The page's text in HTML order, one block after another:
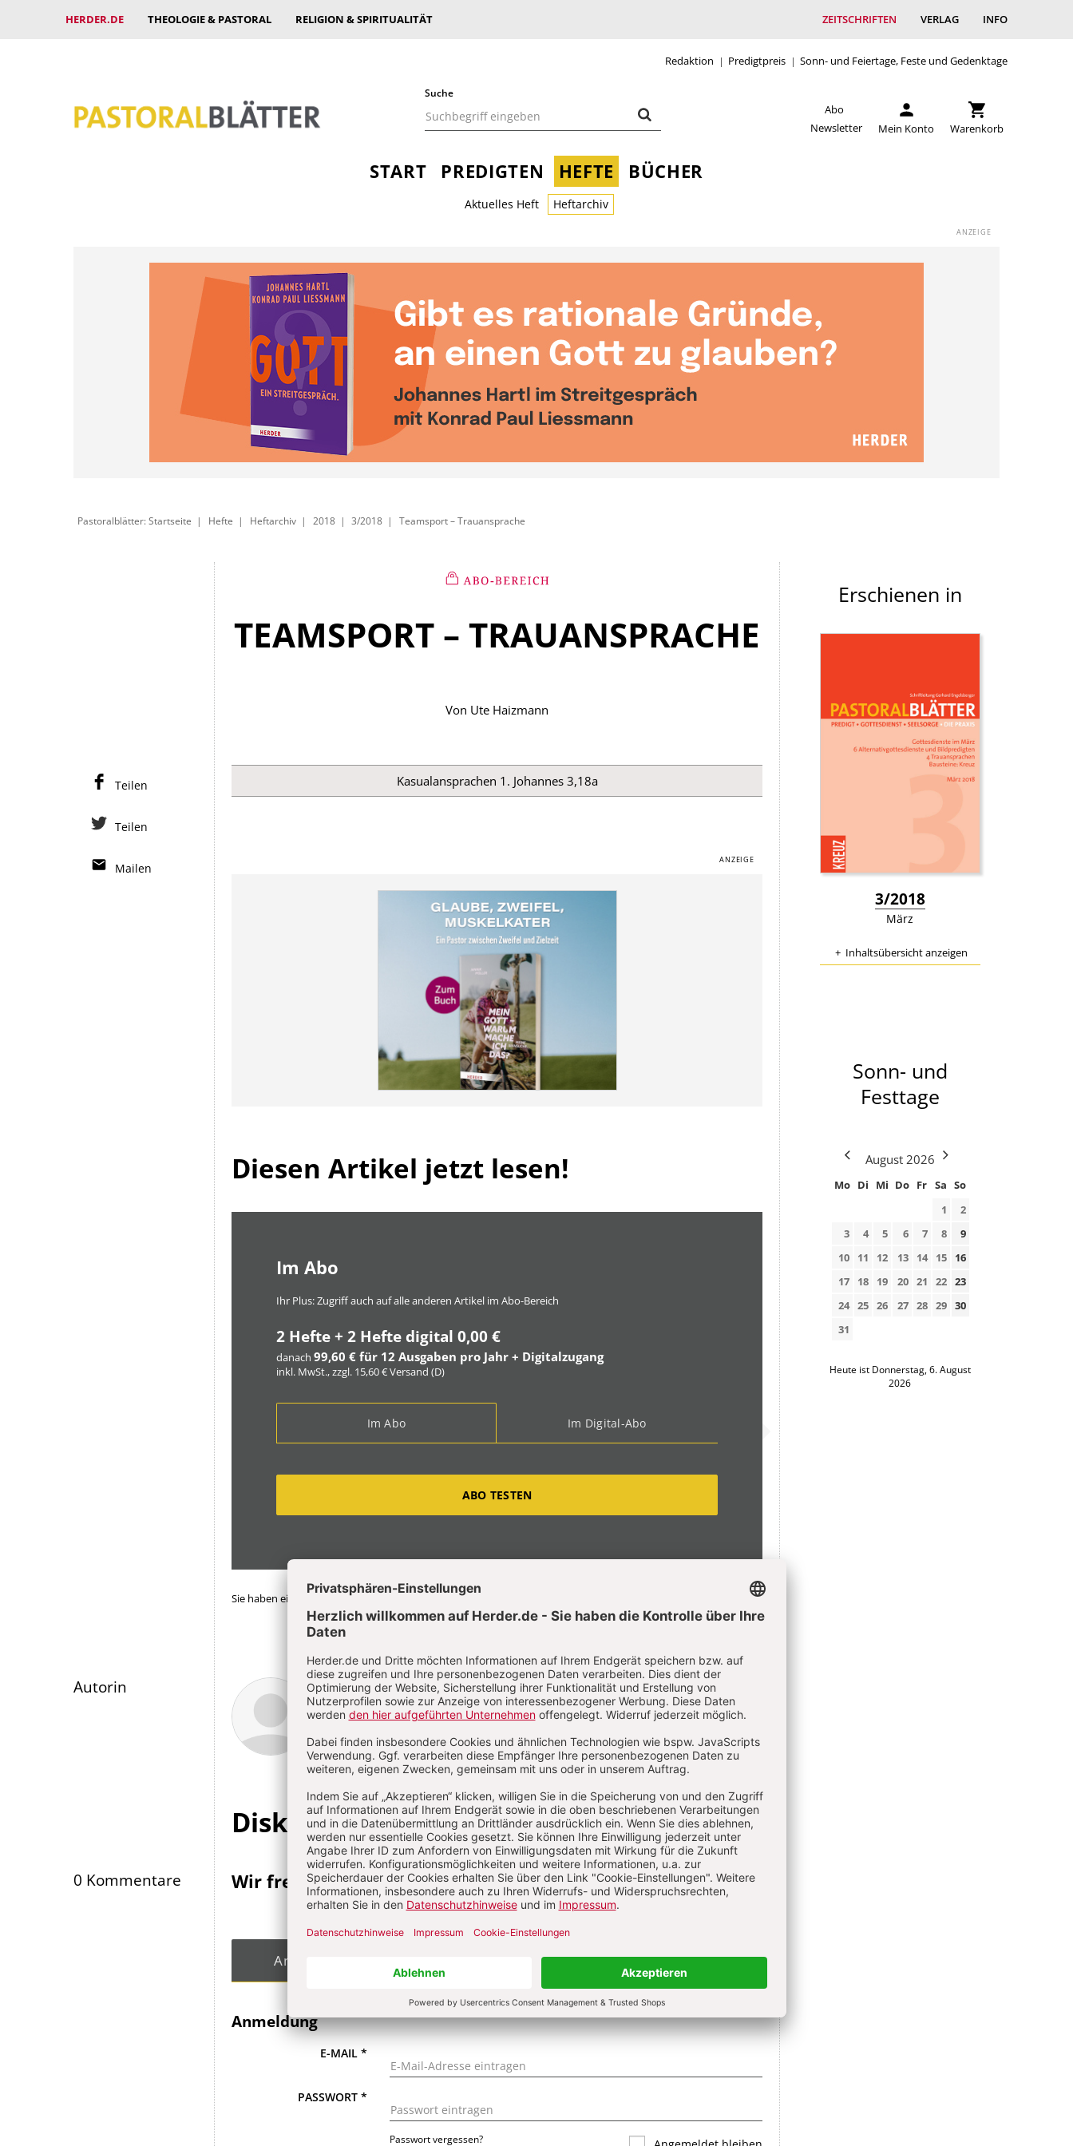
HERDER.DE THEOLOGIE & PASTORAL RELIGION & SPIRITUALITÄT ZEITSCHRIFTEN VERLAG INFO
Redaktion Predigtpreis Sonn- und Feiertage, Feste und Gedenktage
Suche
Abo
Newsletter
Mein Konto Warenkorb
START PREDIGTEN HEFTE BÜCHER
Aktuelles Heft Heftarchiv
Pastoralblätter: Startseite Hefte Heftarchiv 2018 3/2018 Teamsport – Trauansprache
TEAMSPORT – TRAUANSPRACHE
Von Ute Haizmann
Kasualansprachen 1. Johannes 3,18a
Diesen Artikel jetzt lesen!
Im Abo
Ihr Plus: Zugriff auch auf alle anderen Artikel im Abo-Bereich
2 Hefte + 2 Hefte digital 0,00 €
danach 99,60 € für 12 Ausgaben pro Jahr + Digitalzugang
inkl. MwSt., zzgl. 15,60 € Versand (D)
Im Abo Im Digital-Abo
ABO TESTEN
Sie haben ein Abonnement?
Teilen
Teilen
Mailen
Überschrift
Autorin Ute Haizmann
Diskussion KOMMENTIEREN
0 Kommentare Wir freuen uns über Ihren Kommentar
Angemeldet kommentieren Als Gast kommentieren
Anmeldung
E-MAIL*
PASSWORT*
Passwort vergessen?
Erschienen in
3/2018:
März
Inhaltsübersicht anzeigen
Sonn- und
Festtage
August 2026
Mo Di Mi Do Fr Sa So
1
2
3
4 5 6 7 8
9
10
11 12 13 14 15
16
17
18 19 20 21 22 23
24 25 26 27 28 29 30
31
Heute ist Donnerstag, 6. August
2026